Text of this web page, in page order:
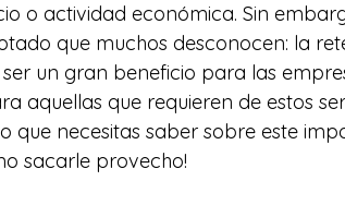
o actividad económica. Sin
que muchos desconocen: la
un gran beneficio para las
aquellas que requieren de estos
que necesitas saber sobre este
sacarle provecho!